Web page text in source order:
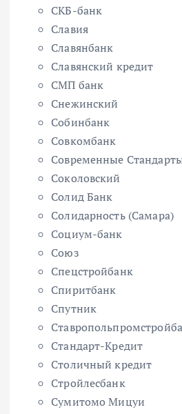
СКБ-банк
Славия
Славянбанк
Славянский кредит
СМП банк
Снежинский
Собинбанк
Совкомбанк
Современные
Соколовский
Солид Банк
Солидарность (Самара)
Социум-банк
Союз
Спецстройбанк
Спиритбанк
Спутник
Стандарт-Кредит
Столичный кредит
Стройлесбанк
Сумитомо Мицуи